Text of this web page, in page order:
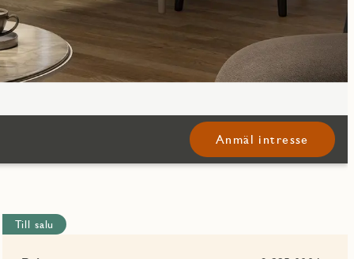
Anmäl intresse
Till salu